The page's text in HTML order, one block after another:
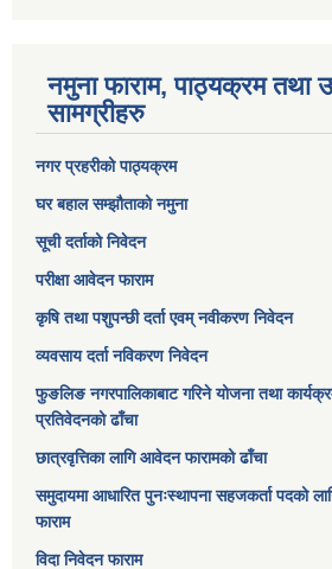
नमुना फाराम, पाठ्यक्रम तथा
सामग्रीहरु
नगर प्रहरीको पाठ्यक्रम
घर बहाल सम्झौताको नमुना
सूची दर्ताको निवेदन
परीक्षा आवेदन फाराम
कृषि तथा पशुपन्छी दर्ता एवम् नवीकरण निवेदन
व्यवसाय दर्ता नविकरण निवेदन
फुङलिङ नगरपालिकाबाट गरिने योजना तथा
प्रतिवेदनको ढाँचा
छात्रवृत्तिका लागि आवेदन फारामको ढाँचा
समुदायमा आधारित पुनःस्थापना सहजकर्ता पदको
फाराम
विदा निवेदन फाराम